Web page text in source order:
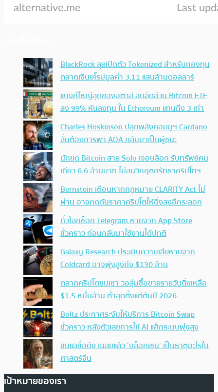
BlackRock ลุยเปิดตัว Tokenized สำหรับกองทุน
ตลาดเงินยุโรปมูลค่า 3.11 แสนล้านดอลลาร์
แบงก์ใหญ่สุดของอิตาลี ลดสัดส่วน Bitcoin ETF
ลง 99% หันลงทุน ใน Ethereum แทนถึง 3 เท่า
Charles Hoskinson ปลุกพลังคอมมูฯ Cardano
ลั่นต้องการพา ADA กลับมาเป็นผู้ชนะ
นักขุด Bitcoin สาย Solo เจอบล็อก รับทรัพย์คน
เดียว 6.6 ล้านบาท ไม่สนวิกฤตศรัทธาคริปโทฯ
Bernstein เตือนหากกฎหมาย CLARITY Act ไม่
ผ่าน อาจกดดันราคาคริปโตให้ดิ่งลงอีกระลอก
ทั่วโลกช็อก Telegram หายจาก App Store
ชั่วคราว ก่อนกลับมาใช้งานได้ปกติ
Galaxy Research ประเมินความเสียหายจาก
Coldcard อาจพุ่งสูงถึง $130 ล้าน
ตลาดคริปโตซบเซา วอลุ่มซื้อขายรายวันดิ่งเหลือ
$1.5 หมื่นล้าน ต่ำสุดตั้งแต่ต้นปี 2026
Boltz ประกาศระงับให้บริการ Bitcoin Swap
ชั่วคราว หลังตัวเลขการใช้ AI แฮ็กระบบพุ่งสูง
ซินแสชื่อดัง เฉลยแล้ว ‘บล็อกเชน’ เป็นธาตุอะไรใน
ศาสตร์จีน
เป้าหมายของเรา